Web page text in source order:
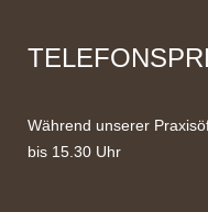
Während unserer
bis 15.30 Uhr